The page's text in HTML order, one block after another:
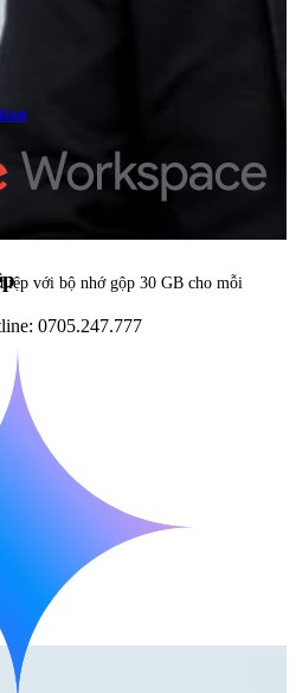
0705.247.777
với bộ nhớ gộp 30 GB cho mỗi